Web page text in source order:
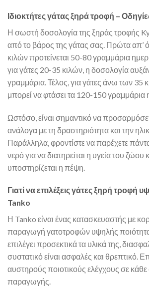
Ιδιοκτήτες γάτας ξηρά τροφή –
Η σωστή δοσολογία της ξηράς τροφής
από το βάρος της γάτας σας. Πρώτα απ’
κιλών προτείνεται 50-80 γραμμάρια
για γάτες 20-35 κιλών, η δοσολογία
γραμμάρια. Τέλος, για γάτες άνω των 35
μπορεί να φτάσει τα 120-150 γραμμάρια
Ωστόσο, είναι σημαντικό να
ανάλογα με τη δραστηριότητα και την
Παράλληλα, φροντίστε να παρέχετε
νερό για να διατηρείται η υγεία του ζώου
υποστηρίζεται η πέψη.
Γιατί να επιλέξεις γάτες ξηρή τροφή
Tanko
Η Tanko είναι ένας κατασκευαστής με
παραγωγή γατοτροφών υψηλής
επιλέγει προσεκτικά τα υλικά της,
συστατικό είναι ασφαλές και θρεπτικό.
αυστηρούς ποιοτικούς ελέγχους σε κάθε
παραγωγής.